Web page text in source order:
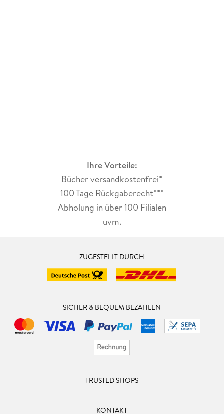
Ihre Vorteile:
Bücher versandkostenfrei*
100 Tage Rückgaberecht***
Abholung in über 100 Filialen
uvm.
ZUGESTELLT DURCH
SICHER & BEQUEM BEZAHLEN
TRUSTED SHOPS
KONTAKT